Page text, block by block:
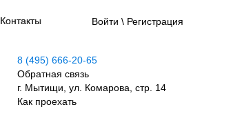
Контакты Войти \ Регистрация
8 (495) 666-20-65
Обратная связь
г. Мытищи, ул. Комарова, стр. 14
Как проехать